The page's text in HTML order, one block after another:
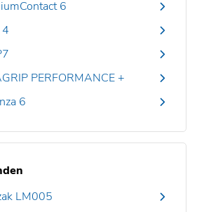
6
PERFORMANCE +
6
LM005